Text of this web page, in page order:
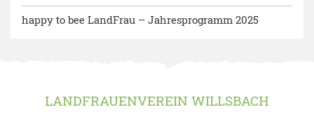
happy to bee LandFrau – Jahresprogramm 2025
LANDFRAUENVEREIN WILLSBACH